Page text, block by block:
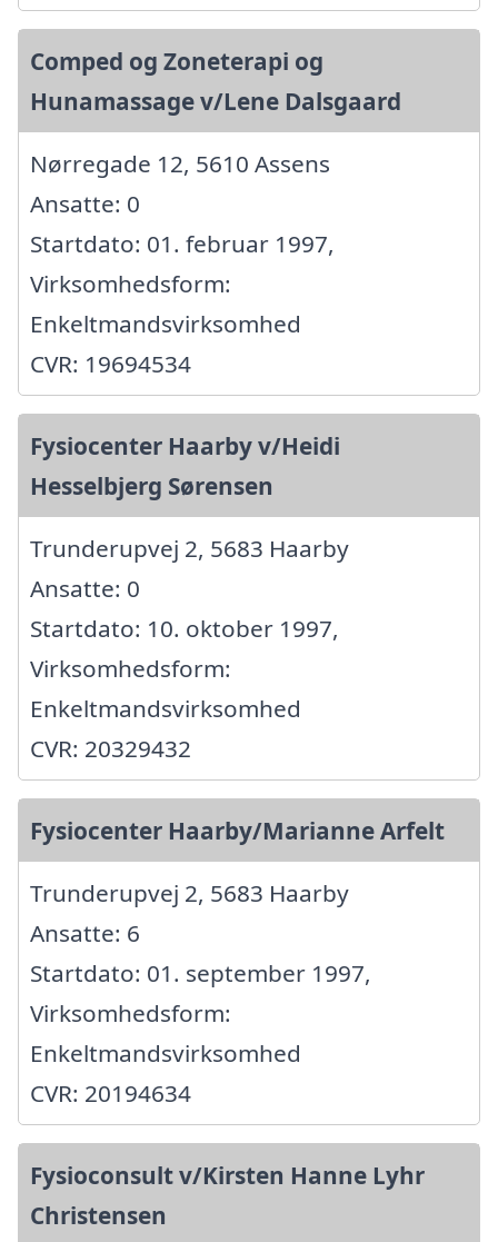
Comped og Zoneterapi og
Hunamassage v/Lene Dalsgaard
Nørregade 12, 5610 Assens
Ansatte: 0
Startdato: 01. februar 1997,
Virksomhedsform:
Enkeltmandsvirksomhed
CVR: 19694534
Fysiocenter Haarby v/Heidi
Hesselbjerg Sørensen
Trunderupvej 2, 5683 Haarby
Ansatte: 0
Startdato: 10. oktober 1997,
Virksomhedsform:
Enkeltmandsvirksomhed
CVR: 20329432
Fysiocenter Haarby/Marianne Arfelt
Trunderupvej 2, 5683 Haarby
Ansatte: 6
Startdato: 01. september 1997,
Virksomhedsform:
Enkeltmandsvirksomhed
CVR: 20194634
Fysioconsult v/Kirsten Hanne Lyhr
Christensen